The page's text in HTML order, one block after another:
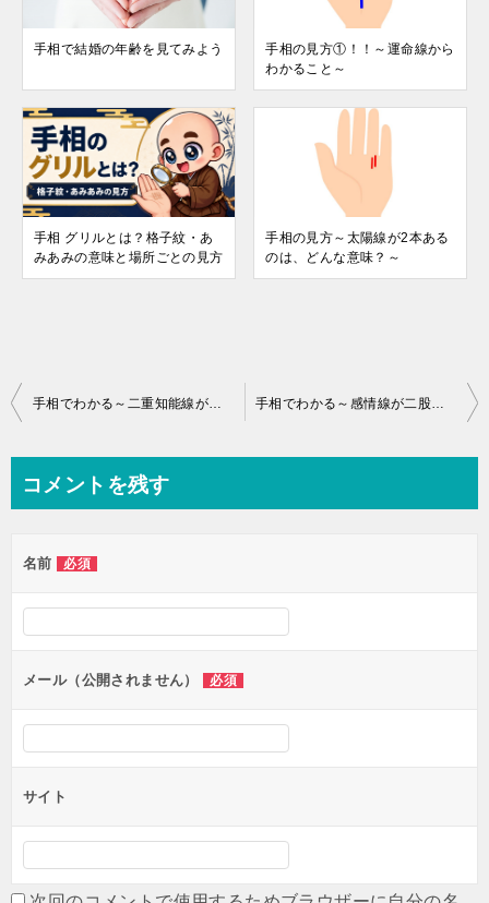
手相で結婚の年齢を見てみよう
手相の見方①！！～運命線から
わかること～
手相 グリルとは？格子紋・あ
みあみの意味と場所ごとの見方
手相の見方～太陽線が2本ある
のは、どんな意味？～
投
ビ
ー
シ
ン
手相でわかる～二重知能線がある人はどんな人？～ 手相でわかる～感情線が二股に分かれる意味は？～
コメントを残す
名前 必須
メール（公開されません） 必須
サイト